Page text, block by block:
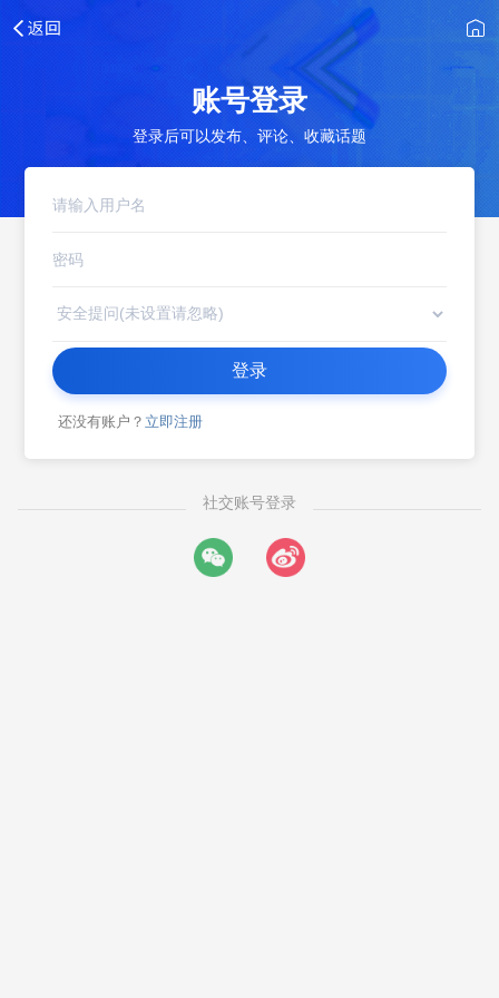
账号登录
登录后可以发布、评论、收藏话题
登录
还没有账户？ 立即注册
社交账号登录